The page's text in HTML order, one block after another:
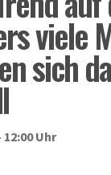
viele
sich
12:00 Uhr